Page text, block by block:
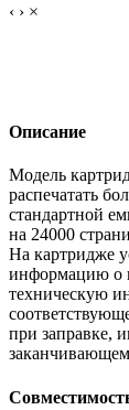
‹ › ×
Описание
Модель
распечатать
стандартной
на 24000
На картридже
информацию о
техническую
при заправке,